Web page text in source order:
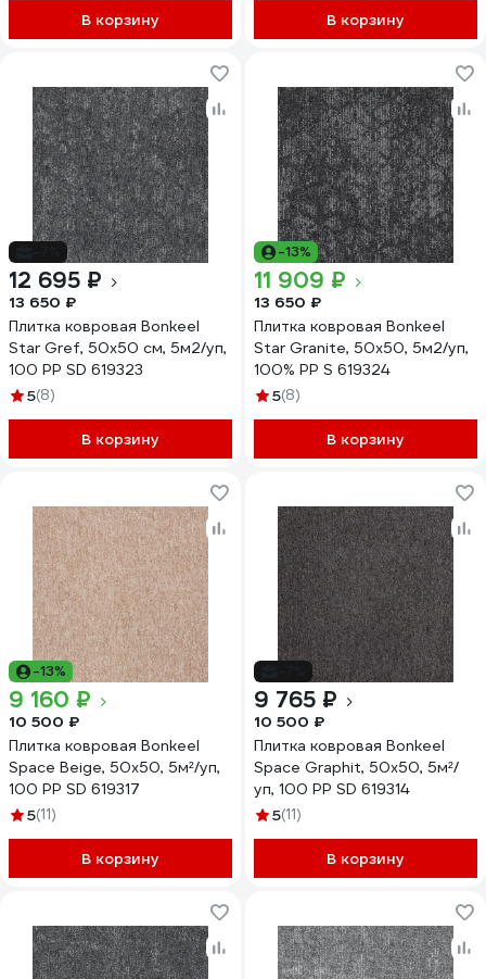
В корзину В корзину
12 695 ₽
13 650 ₽
Плитка ковровая Bonkeel
Star Gref, 50x50 см, 5м2/уп,
100 PP SD 619323
5(8)
В корзину
-13%
11 909 ₽
13 650 ₽
Плитка ковровая Bonkeel
Star Granite, 50x50, 5м2/уп,
100% PP S 619324
5(8)
В корзину
-13%
9 160 ₽
10 500 ₽
Плитка ковровая Bonkeel
Space Beige, 50x50, 5м²/уп,
100 PP SD 619317
5(11)
В корзину
9 765 ₽
10 500 ₽
Плитка ковровая Bonkeel
Space Graphit, 50x50, 5м²/
уп, 100 PP SD 619314
5(11)
В корзину